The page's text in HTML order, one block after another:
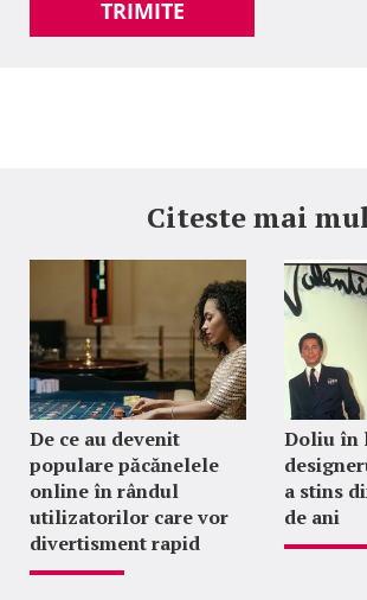
TRIMITE
Citeste mai
De ce au devenit
populare păcănelele
online în rândul
utilizatorilor care vor
divertisment rapid
Doliu în
a stins
de ani